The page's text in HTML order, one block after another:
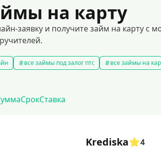
на карту
заявку и получите займ на карту
все займы под залог птс все займы на
займов
калькулятор займов
СрокСтавка
Krediska
4